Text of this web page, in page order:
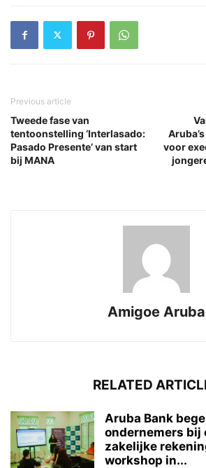
Previous article
Tweede fase van
tentoonstelling ‘Interlasado:
Pasado Presente’ van start
bij MANA
voor
Amigoe Aruba
RELATED
Aruba Bank
ondernemers bij
zakelijke
workshop in...